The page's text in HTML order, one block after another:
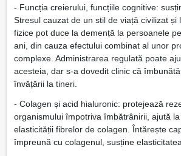
- Funcția creierului, funcțiile cognitive:
Stresul cauzat de un stil de viață civilizat și
fizice pot duce la demență la persoanele
ani, din cauza efectului combinat al unor
complexe. Administrarea regulată poate
acesteia, dar s-a dovedit clinic că
învățării la tineri.
- Colagen și acid hialuronic: protejează
organismului împotriva îmbătrânirii, ajută
elasticității fibrelor de colagen. Întărește
împreună cu colagenul, susține